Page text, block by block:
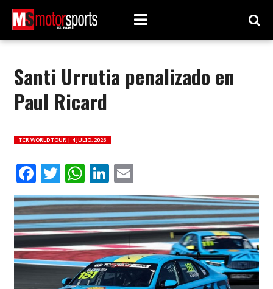
Santi Urrutia penalizado en
Paul Ricard
TCR WORLD TOUR | 4 JULIO, 2026
Facebook
Twitter
WhatsApp
LinkedIn
Email